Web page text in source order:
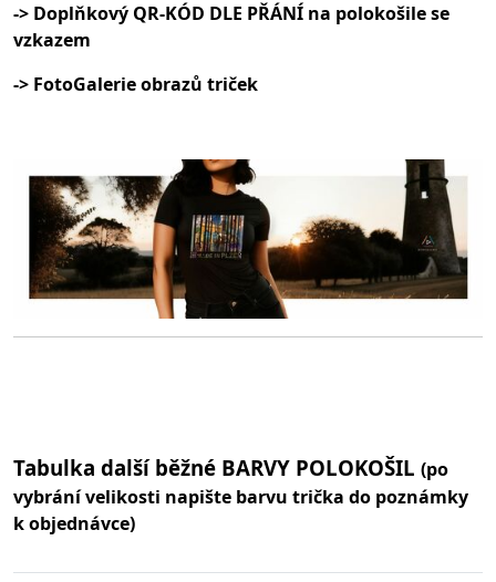
-> Doplňkový QR-KÓD DLE PŘÁNÍ na polokošile se
vzkazem
-> FotoGalerie obrazů triček
Tabulka další běžné BARVY POLOKOŠIL (po
vybrání velikosti napište barvu trička do poznámky
k objednávce)